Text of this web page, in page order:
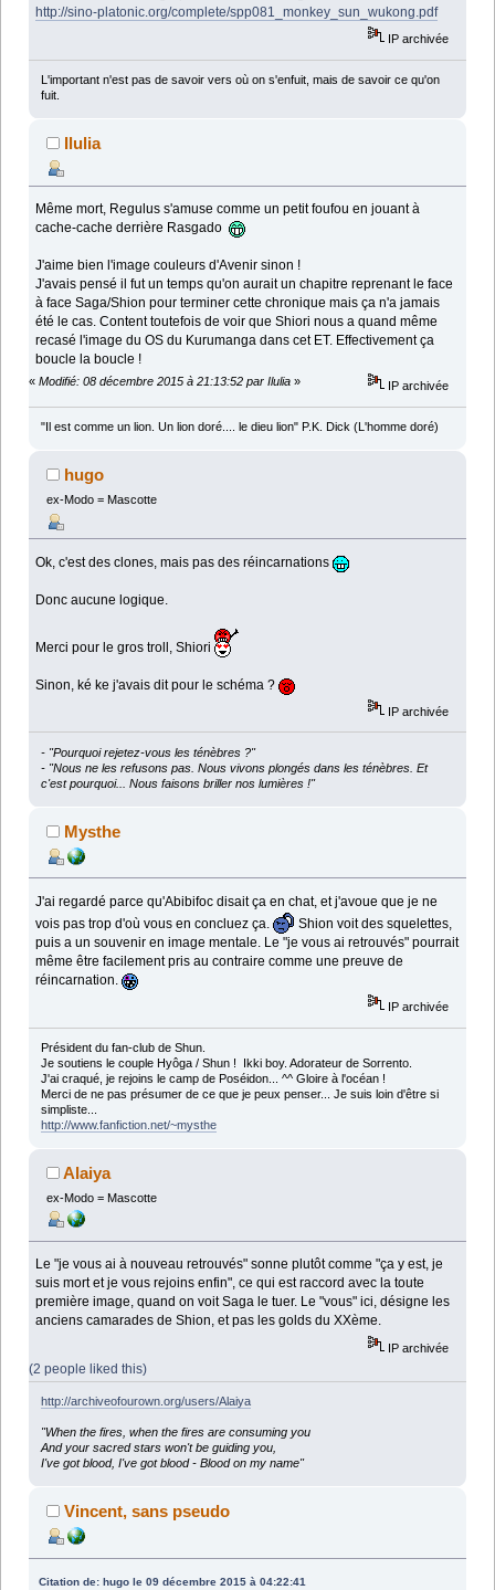
http://sino-platonic.org/complete/spp081_monkey_sun_wukong.pdf
IP archivée
L'important n'est pas de savoir vers où on s'enfuit, mais de savoir ce qu'on
fuit.
Ilulia
Même mort, Regulus s'amuse comme un petit foufou en jouant à
cache-cache derrière Rasgado
J'aime bien l'image couleurs d'Avenir sinon !
J'avais pensé il fut un temps qu'on aurait un chapitre reprenant le face
à face Saga/Shion pour terminer cette chronique mais ça n'a jamais
été le cas. Content toutefois de voir que Shiori nous a quand même
recasé l'image du OS du Kurumanga dans cet ET. Effectivement ça
boucle la boucle !
« Modifié: 08 décembre 2015 à 21:13:52 par Ilulia » IP archivée
"Il est comme un lion. Un lion doré.... le dieu lion" P.K. Dick (L'homme doré)
hugo
ex-Modo = Mascotte
Ok, c'est des clones, mais pas des réincarnations
Donc aucune logique.
Merci pour le gros troll, Shiori
Sinon, ké ke j'avais dit pour le schéma ?
IP archivée
- "Pourquoi rejetez-vous les ténèbres ?"
- "Nous ne les refusons pas. Nous vivons plongés dans les ténèbres. Et
c'est pourquoi... Nous faisons briller nos lumières !"
Mysthe
J'ai regardé parce qu'Abibifoc disait ça en chat, et j'avoue que je ne
vois pas trop d'où vous en concluez ça.
Shion voit des squelettes,
puis a un souvenir en image mentale. Le "je vous ai retrouvés" pourrait
même être facilement pris au contraire comme une preuve de
réincarnation.
IP archivée
Président du fan-club de Shun.
Je soutiens le couple Hyôga / Shun ! Ikki boy. Adorateur de Sorrento.
J'ai craqué, je rejoins le camp de Poséidon... ^^ Gloire à l'océan !
Merci de ne pas présumer de ce que je peux penser... Je suis loin d'être si
simpliste...
http://www.fanfiction.net/~mysthe
Alaiya
ex-Modo = Mascotte
Le "je vous ai à nouveau retrouvés" sonne plutôt comme "ça y est, je
suis mort et je vous rejoins enfin", ce qui est raccord avec la toute
première image, quand on voit Saga le tuer. Le "vous" ici, désigne les
anciens camarades de Shion, et pas les golds du XXème.
IP archivée
(2 people liked this)
http://archiveofourown.org/users/Alaiya
"When the fires, when the fires are consuming you
And your sacred stars won't be guiding you,
I've got blood, I've got blood - Blood on my name"
Vincent, sans pseudo
Citation de: hugo le 09 décembre 2015 à 04:22:41